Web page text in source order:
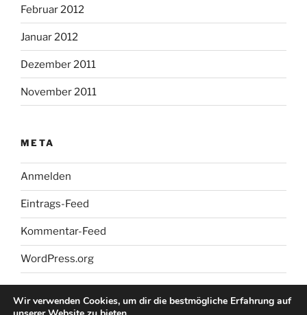
Februar 2012
Januar 2012
Dezember 2011
November 2011
META
Anmelden
Eintrags-Feed
Kommentar-Feed
WordPress.org
Wir verwenden Cookies, um dir die bestmögliche Erfahrung auf